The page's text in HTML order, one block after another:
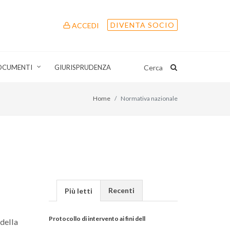
ACCEDI DIVENTA SOCIO
GIURISPRUDENZA Cerca
Home Normativa nazionale
Più letti Recenti
Protocollo di intervento ai fini dell